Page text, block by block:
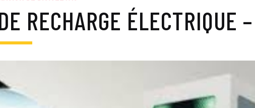
RECHARGE ÉLECTRIQUE